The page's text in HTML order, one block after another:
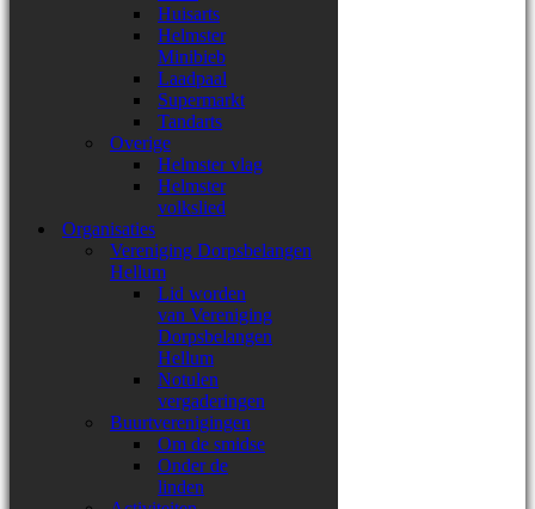
Huisarts
Helmster
Minibieb
Laadpaal
Supermarkt
Tandarts
Overige
Helmster vlag
Helmster
volkslied
Organisaties
Vereniging Dorpsbelangen
Hellum
Lid worden
van Vereniging
Dorpsbelangen
Hellum
Notulen
vergaderingen
Buurtverenigingen
Om de smidse
Onder de
linden